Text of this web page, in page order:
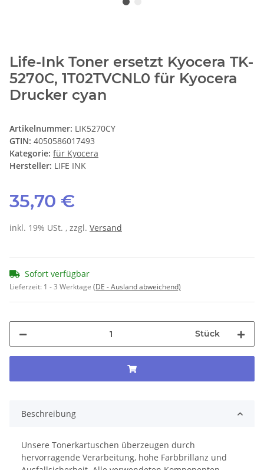
Life-Ink Toner ersetzt Kyocera TK-
5270C, 1T02TVCNL0 für Kyocera
Drucker cyan
Artikelnummer: LIK5270CY
GTIN: 4050586017493
Kategorie: für Kyocera
Hersteller: LIFE INK
35,70 €
inkl. 19% USt. , zzgl. Versand
Sofort verfügbar
Lieferzeit: 1 - 3 Werktage (DE - Ausland abweichend)
Stück
Beschreibung
Unsere Tonerkartuschen überzeugen durch
hervorragende Verarbeitung, hohe Farbbrillanz und